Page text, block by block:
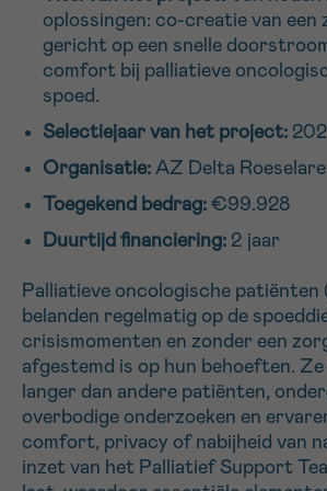
oplossingen: co-creatie van
gericht op een snelle
comfort bij palliatieve
spoed.
Selectiejaar van het project:
Organisatie: AZ Delta Roeselare
Toegekend bedrag: €99.928
Duurtijd financiering: 2 jaar
Palliatieve oncologische patiënten
belanden regelmatig op de
crisismomenten en zonder een
afgestemd is op hun behoeften.
langer dan andere patiënten,
overbodige onderzoeken en
comfort, privacy of nabijheid van
inzet van het Palliatief Support
VOORNAAM
MIJN VRAAG
Ja, stuur mij de nieuwsbrief
Ik aanvaard degebruiksvoorwaarden
*VERPLICHT VELD
16h-18h